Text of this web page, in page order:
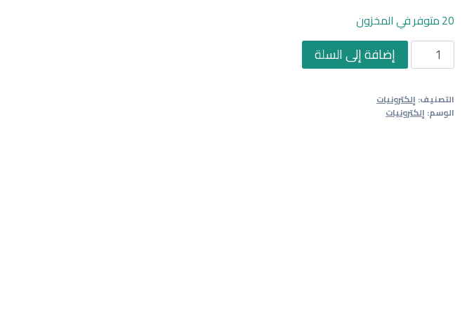
20 متوفر في المخزون
كمية
مكنسة
إضافة إلى السلة
التصنيف: إلكترونيات
الوسم: إلكترونيات